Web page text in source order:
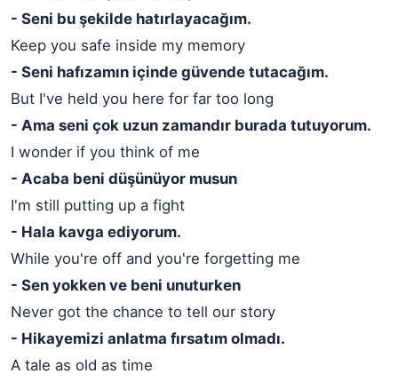
- Seni bu şekilde hatırlayacağım.
Keep you safe inside my memory
- Seni hafızamın içinde güvende tutacağım.
But I've held you here for far too long
- Ama seni çok uzun zamandır burada tutuyorum.
I wonder if you think of me
- Acaba beni düşünüyor musun
I'm still putting up a fight
- Hala kavga ediyorum.
While you're off and you're forgetting me
- Sen yokken ve beni unuturken
Never got the chance to tell our story
- Hikayemizi anlatma fırsatım olmadı.
A tale as old as time